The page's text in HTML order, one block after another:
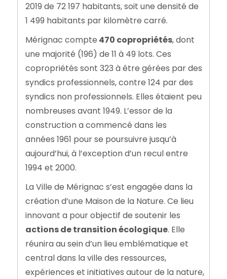
2019 de 72 197 habitants, soit une densité de
1 499 habitants par kilomètre carré.
Mérignac compte 470 copropriétés, dont
une majorité (196) de 11 à 49 lots. Ces
copropriétés sont 323 à être gérées par des
syndics professionnels, contre 124 par des
syndics non professionnels. Elles étaient peu
nombreuses avant 1949. L’essor de la
construction a commencé dans les
années 1961 pour se poursuivre jusqu’à
aujourd’hui, à l’exception d’un recul entre
1994 et 2000.
La Ville de Mérignac s’est engagée dans la
création d’une Maison de la Nature. Ce lieu
innovant a pour objectif de soutenir les
actions de transition écologique. Elle
réunira au sein d’un lieu emblématique et
central dans la ville des ressources,
expériences et initiatives autour de la nature,